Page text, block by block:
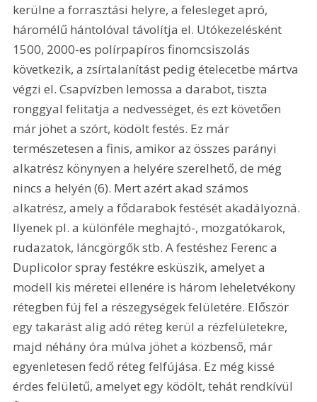
kerülne a forrasztási helyre, a felesleget apró,
háromélű hántolóval távolítja el. Utókezelésként
1500, 2000-es polírpapíros finomcsiszolás
következik, a zsírtalanítást pedig ételecetbe mártva
végzi el. Csapvízben lemossa a darabot, tiszta
ronggyal felitatja a nedvességet, és ezt követően
már jöhet a szórt, ködölt festés. Ez már
természetesen a finis, amikor az összes parányi
alkatrész könynyen a helyére szerelhető, de még
nincs a helyén (6). Mert azért akad számos
alkatrész, amely a fődarabok festését akadályozná.
Ilyenek pl. a különféle meghajtó-, mozgatókarok,
rudazatok, láncgörgők stb. A festéshez Ferenc a
Duplicolor spray festékre esküszik, amelyet a
modell kis méretei ellenére is három leheletvékony
rétegben fúj fel a részegységek felületére. Először
egy takarást alig adó réteg kerül a rézfelületekre,
majd néhány óra múlva jöhet a közbenső, már
egyenletesen fedő réteg felfújása. Ez még kissé
érdes felületű, amelyet egy ködölt, tehát rendkívül